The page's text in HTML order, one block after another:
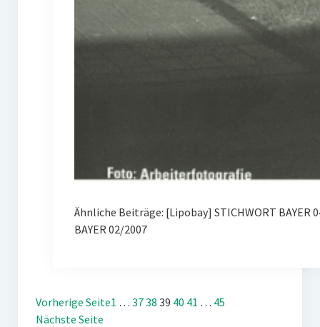
Ähnliche Beiträge: [Lipobay] STICHWORT BAYER
BAYER 02/2007
Vorherige Seite1 … 3738 39 40 41 … 45
Nächste Seite